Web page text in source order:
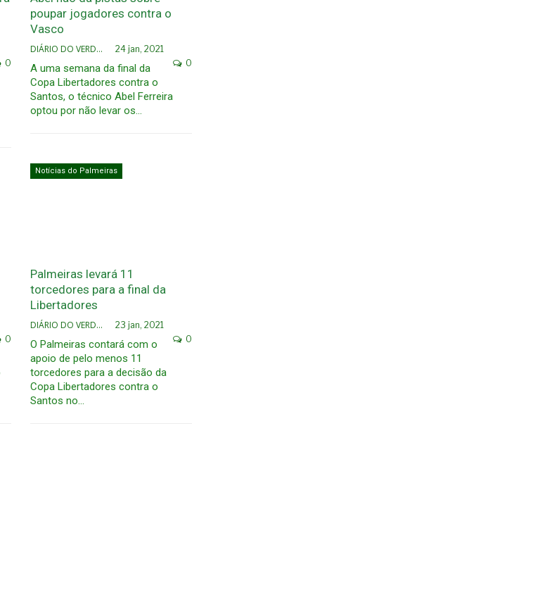
0
poupar jogadores contra o
Vasco
DIÁRIO DO VERDÃO
24 jan, 2021
0
A uma semana da final da
Copa Libertadores contra o
Santos, o técnico Abel Ferreira
optou por não levar os…
0
Notícias do Palmeiras
Palmeiras levará 11
torcedores para a final da
Libertadores
DIÁRIO DO VERDÃO
23 jan, 2021
0
O Palmeiras contará com o
apoio de pelo menos 11
torcedores para a decisão da
Copa Libertadores contra o
Santos no…